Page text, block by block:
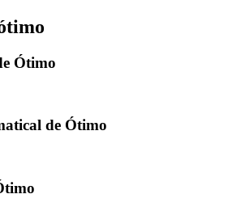
Ótimo
de Ótimo